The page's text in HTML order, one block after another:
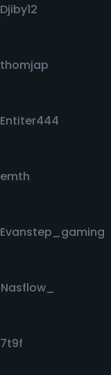
Djiby12
thomjap
Entiter444
emth
Evanstep_gaming
Nasflow_
7t9f